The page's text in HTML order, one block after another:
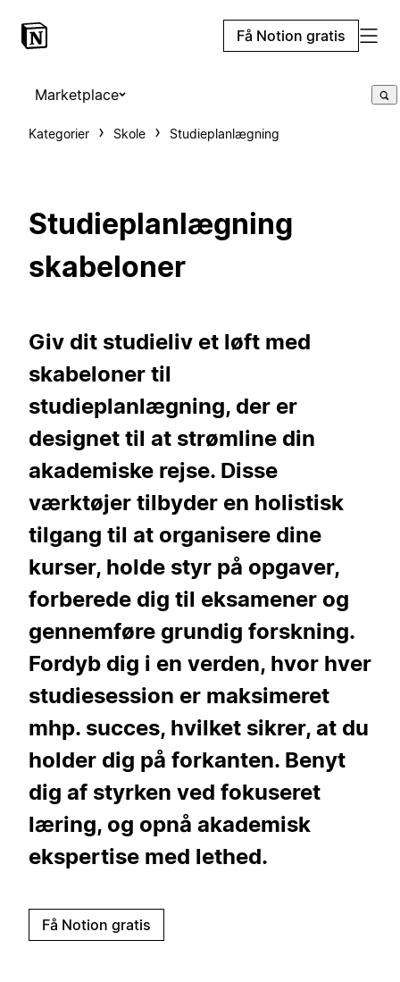
Få Notion gratis
Marketplace
Kategorier Skole Studieplanlægning
Studieplanlægning
skabeloner
Giv dit studieliv et løft med
skabeloner til
studieplanlægning, der er
designet til at strømline din
akademiske rejse. Disse
værktøjer tilbyder en holistisk
tilgang til at organisere dine
kurser, holde styr på opgaver,
forberede dig til eksamener og
gennemføre grundig forskning.
Fordyb dig i en verden, hvor hver
studiesession er maksimeret
mhp. succes, hvilket sikrer, at du
holder dig på forkanten. Benyt
dig af styrken ved fokuseret
læring, og opnå akademisk
ekspertise med lethed.
Få Notion gratis